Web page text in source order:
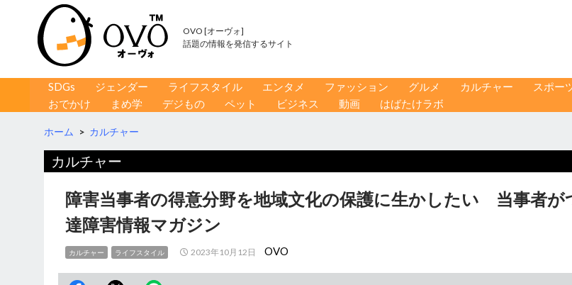
OVO [オーヴォ]
話題の情報を発信するサイト
コンテンツへ移動
SDGs ジェンダー ライフスタイル エンタメ ファッション グルメ カルチャー
スポー
おでかけ
まめ学 デジもの ペット ビジネス 動画 はばたけラボ
ホーム > カルチャー
カルチャー
障害当事者の得意分野を地域文化の保護に生かしたい 当事者が
達障害情報マガジン
カルチャー ライフスタイル 2023年10月12日 OVO